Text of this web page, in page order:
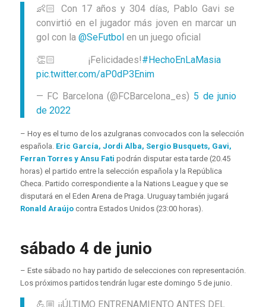
👶🏻 Con 17 años y 304 días, Pablo Gavi se
convirtió en el jugador más joven en marcar un
gol con la @SeFutbolen un juego oficial
👏🏻 ¡Felicidades!#HechoEnLaMasia
pic.twitter.com/aP0dP3Enim
— FC Barcelona (@FCBarcelona_es) 5 de junio
de 2022
– Hoy es el turno de los azulgranas convocados con la selección
española. Eric García, Jordi Alba, Sergio Busquets, Gavi,
Ferran Torres y Ansu Fati podrán disputar esta tarde (20.45
horas) el partido entre la selección española y la República
Checa. Partido correspondiente a la Nations League y que se
disputará en el Eden Arena de Praga. Uruguay también jugará
Ronald Araújocontra Estados Unidos (23:00 horas).
sábado 4 de junio
– Este sábado no hay partido de selecciones con representación.
Los próximos partidos tendrán lugar este domingo 5 de junio.
💪🏼 ¡¡ÚLTIMO ENTRENAMIENTO ANTES DEL